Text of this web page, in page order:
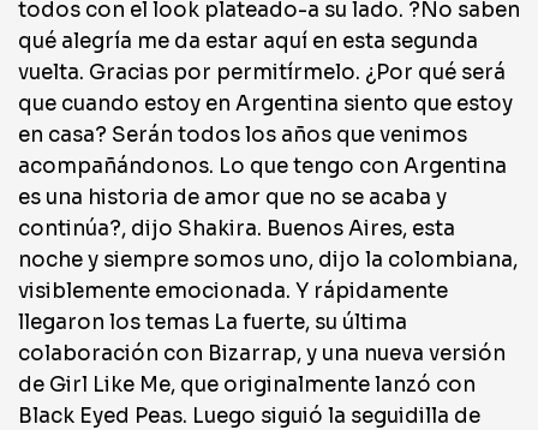
todos con el look plateado-a su lado. ?No saben
qué alegría me da estar aquí en esta segunda
vuelta. Gracias por permitírmelo. ¿Por qué será
que cuando estoy en Argentina siento que estoy
en casa? Serán todos los años que venimos
acompañándonos. Lo que tengo con Argentina
es una historia de amor que no se acaba y
continúa?, dijo Shakira. Buenos Aires, esta
noche y siempre somos uno, dijo la colombiana,
visiblemente emocionada. Y rápidamente
llegaron los temas La fuerte, su última
colaboración con Bizarrap, y una nueva versión
de Girl Like Me, que originalmente lanzó con
Black Eyed Peas. Luego siguió la seguidilla de